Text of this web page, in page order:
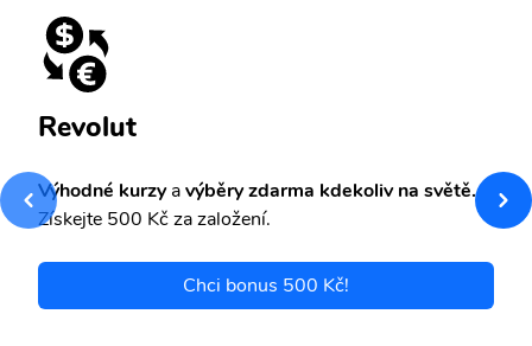
Revolut
Výhodné kurzyavýběry zdarma kdekoliv na světě.
Získejte 500 Kč za založení.
Chci bonus 500 Kč!